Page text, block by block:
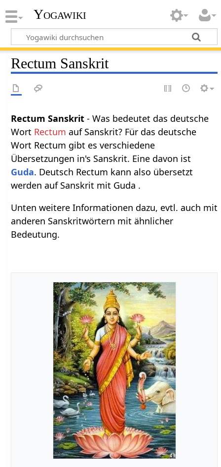
Yogawiki
Rectum Sanskrit
Rectum Sanskrit - Was bedeutet das deutsche
Wort Rectum auf Sanskrit? Für das deutsche
Wort Rectum gibt es verschiedene
Übersetzungen in's Sanskrit. Eine davon ist
Guda. Deutsch Rectum kann also übersetzt
werden auf Sanskrit mit Guda .
Unten weitere Informationen dazu, evtl. auch mit
anderen Sanskritwörtern mit ähnlicher
Bedeutung.